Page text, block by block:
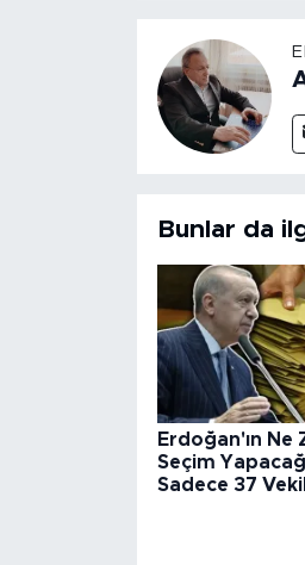
Bunlar da
Erdoğan'ın Ne
Seçim
Sadece 37